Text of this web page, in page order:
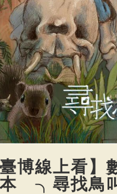
臺博線上看】
本 ╮尋找